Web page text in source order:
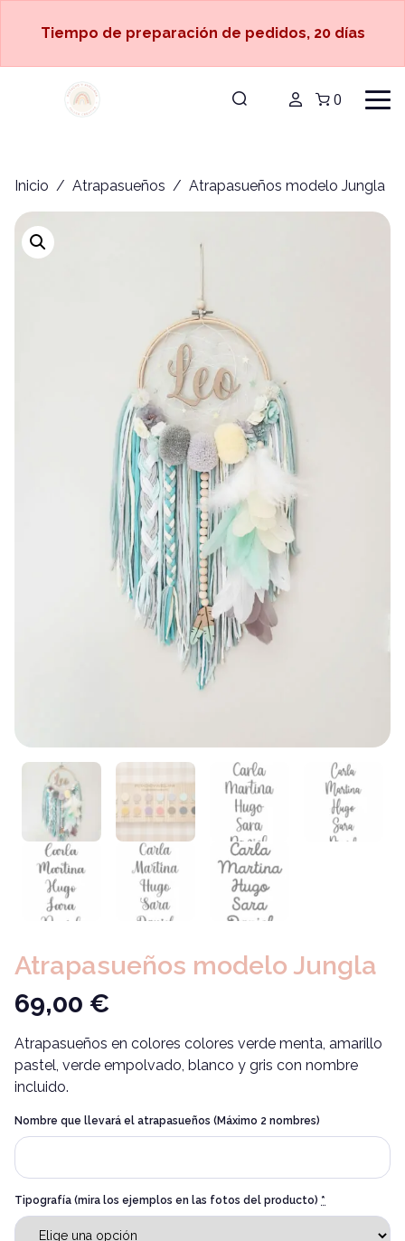
Tiempo de preparación de pedidos, 20 días
0
Inicio / Atrapasueños / Atrapasueños modelo Jungla
Atrapasueños modelo Jungla
69,00 €
Atrapasueños en colores colores verde menta, amarillo
pastel, verde empolvado, blanco y gris con nombre
incluido.
Nombre que llevará el atrapasueños (Máximo 2 nombres)
Tipografía (mira los ejemplos en las fotos del producto) *